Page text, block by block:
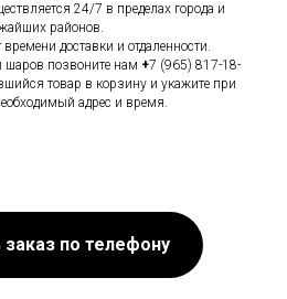
24/7 в пределах города и
районов.
доставки и отдаленности.
позвоните нам +7 (965) 817-18-
товар в корзину и укажите при
адрес и время.
по телефону